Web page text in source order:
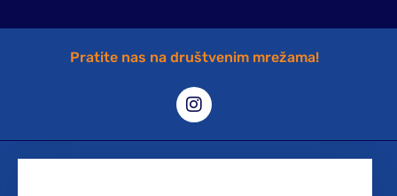
Pratite nas na društvenim mrežama!